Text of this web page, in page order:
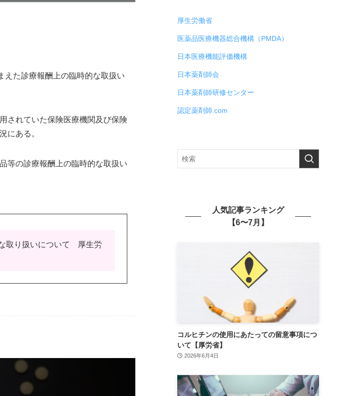
えた診療報酬上の臨時的な取扱い
されていた保険医療機関及び保険
にある。
等の診療報酬上の臨時的な取扱い
取り扱いについて 厚生労
厚生労働省
医薬品医療機器総合機構（PMDA）
日本医療機能評価機構
日本薬剤師会
日本薬剤師研修センター
認定薬剤師.com
人気記事ランキング
【6〜7月】
コルヒチンの使用にあたっての留意事項につ
いて【厚労省】
2026年6月4日